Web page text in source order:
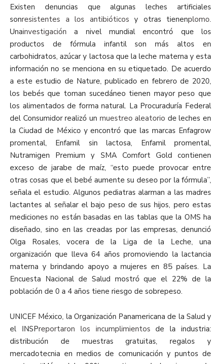
Existen denuncias que algunas leches artificiales
sonresistentes a los antibióticos y otras tienenplomo.
Unainvestigación a nivel mundial encontró que los
productos de fórmula infantil son más altos en
carbohidratos, azúcar y lactosa que la leche materna y esta
información no se menciona en su etiquetado. De acuerdo
a este estudio de Nature, publicado en febrero de 2020,
los bebés que toman sucedáneo tienen mayor peso que
los alimentados de forma natural. La Procuraduría Federal
del Consumidor realizó un muestreo aleatorio de leches en
la Ciudad de México y encontró que las marcas Enfagrow
promental, Enfamil sin lactosa, Enfamil promental,
Nutramigen Premium y SMA Comfort Gold contienen
exceso de jarabe de maíz, “esto puede provocar entre
otras cosas que el bebé aumente su deseo por la fórmula”,
señala el estudio. Algunos pediatras alarman a las madres
lactantes al señalar el bajo peso de sus hijos, pero estas
mediciones no están basadas en las tablas que la OMS ha
diseñado, sino en las creadas por las empresas, denunció
Olga Rosales, vocera de la Liga de la Leche, una
organización que lleva 64 años promoviendo la lactancia
materna y brindando apoyo a mujeres en 85 países. La
Encuesta Nacional de Salud mostró que el 22% de la
población de 0 a 4 años tiene riesgo de sobrepeso.
UNICEF México, la Organización Panamericana de la Salud y
el INSPreportaron los incumplimientos de la industria:
distribución de muestras gratuitas, regalos y
mercadotecnia en medios de comunicación y puntos de